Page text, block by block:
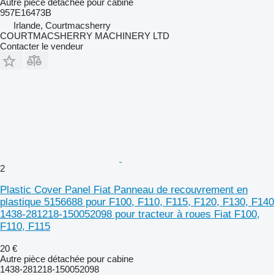
957E16473B
Irlande, Courtmacsherry
COURTMACSHERRY MACHINERY LTD
Contacter le vendeur
2
Plastic Cover Panel Fiat Panneau de recouvrement en
plastique 5156688 pour F100, F110, F115, F120, F130, F140
1438-281218-150052098 pour tracteur à roues Fiat F100,
F110, F115
20 €
Autre pièce détachée pour cabine
1438-281218-150052098